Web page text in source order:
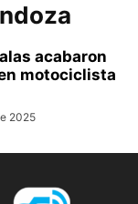
acabaron
motociclista
2025